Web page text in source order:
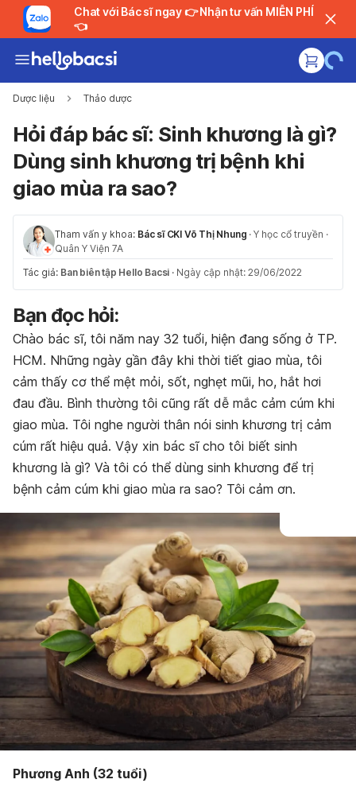
Chat với Bác sĩ ngay 👉 Nhận tư vấn MIỄN PHÍ
👈
Dược liệu Thảo dược
Hỏi đáp bác sĩ: Sinh khương là gì?
Dùng sinh khương trị bệnh khi
giao mùa ra sao?
Tham vấn y khoa: Bác sĩ CKI Võ Thị Nhung ·Y học cổ truyền ·
Quân Y Viện 7A
Tác giả: Ban biên tập Hello Bacsi · Ngày cập nhật: 29/06/2022
Bạn đọc hỏi:
Chào bác sĩ, tôi năm nay 32 tuổi, hiện đang sống ở TP.
HCM. Những ngày gần đây khi thời tiết giao mùa, tôi
cảm thấy cơ thể mệt mỏi, sốt, nghẹt mũi, ho, hắt hơi
đau đầu. Bình thường tôi cũng rất dễ mắc cảm cúm khi
giao mùa. Tôi nghe người thân nói sinh khương trị cảm
cúm rất hiệu quả. Vậy xin bác sĩ cho tôi biết sinh
khương là gì? Và tôi có thể dùng sinh khương để trị
bệnh cảm cúm khi giao mùa ra sao? Tôi cảm ơn.
Phương Anh (32 tuổi)